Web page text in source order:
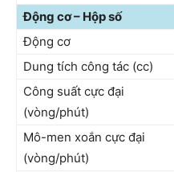
Động cơ – Hộp số
Động cơ
Dung tích công tác (cc)
Công suất cực đại
(vòng/phút)
Mô-men xoắn cực đại
(vòng/phút)